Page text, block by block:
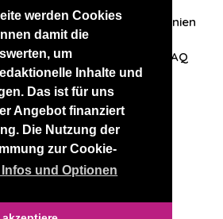
werden Cookies
damit die
um
Inhalte und
Das ist für uns
Angebot finanziert
Die Nutzung der
zur Cookie-
Infos und Optionen
AGB Datenschutzrichtlinien
mit uns auf FAQ
anderen Websites
RussianKisses